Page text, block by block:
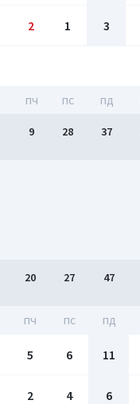
2 1 3
пч пс пд
9 28 37
20 27 47
пч пс пд
5 6 11
2 4 6